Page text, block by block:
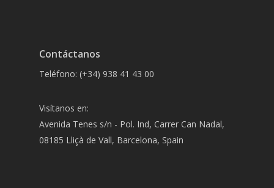
Contáctanos
Teléfono: (+34) 938 41 43 00
Visítanos en:
Avenida Tenes s/n - Pol. Ind, Carrer Can Nadal,
08185 Lliçà de Vall, Barcelona, Spain